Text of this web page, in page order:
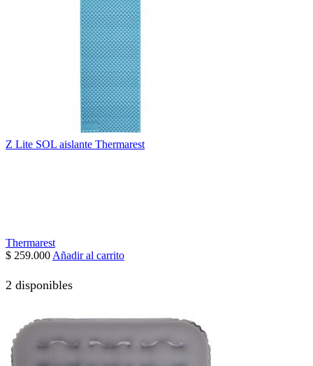
Z Lite SOL aislante Thermarest
Thermarest
$ 259.000 Añadir al carrito
2 disponibles